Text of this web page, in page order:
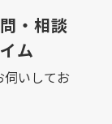
・相談
ム
いしてお